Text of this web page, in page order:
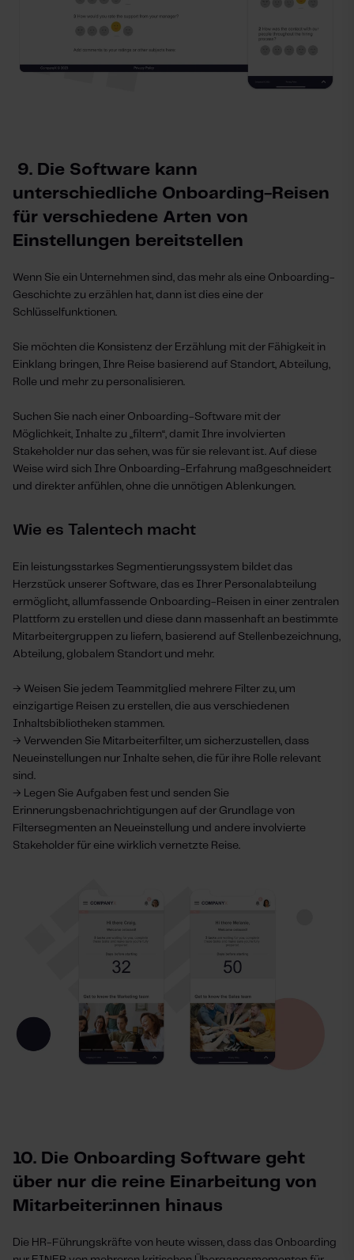
9. Die Software kann
unterschiedliche Onboarding-Reisen
für verschiedene Arten von
Einstellungen bereitstellen
Wenn Sie ein Unternehmen sind, das mehr als eine Onboarding-
Geschichte zu erzählen hat, dann ist dies eine der
Schlüsselfunktionen.
Sie möchten die Konsistenz der Erzählung mit der Fähigkeit in
Einklang bringen, Ihre Reise basierend auf Standort, Abteilung,
Rolle und mehr zu personalisieren.
Suchen Sie nach einer Onboarding-Software mit der
Möglichkeit, Inhalte zu „„filtern“, damit Ihre involvierten
Stakeholder nur das sehen, was für sie relevant ist. Auf diese
Weise wird sich Ihre Onboarding-Erfahrung maßgeschneidert
und direkter anfühlen, ohne die unnötigen Ablenkungen.
Wie es Talentech macht
Ein leistungsstarkes Segmentierungssystem bildet das
Herzstück unserer Software, das es Ihrer Personalabteilung
ermöglicht, allumfassende Onboarding-Reisen in einer zentralen
Plattform zu erstellen und diese dann massenhaft an bestimmte
Mitarbeitergruppen zu liefern, basierend auf Stellenbezeichnung,
Abteilung, globalem Standort und mehr.
→ Weisen Sie jedem Teammitglied mehrere Filter zu, um
einzigartige Reisen zu erstellen, die aus verschiedenen
Inhaltsbibliotheken stammen.
→ Verwenden Sie Mitarbeiterfilter, um sicherzustellen, dass
Neueinstellungen nur Inhalte sehen, die für ihre Rolle relevant
sind.
→ Legen Sie Aufgaben fest und senden Sie
Erinnerungsbenachrichtigungen auf der Grundlage von
Filtersegmenten an Neueinstellung und andere involvierte
Stakeholder für eine wirklich vernetzte Reise.
10. Die Onboarding Software geht
über nur die reine Einarbeitung von
Mitarbeiter:innen hinaus
Die HR-Führungskräfte von heute wissen, dass das Onboarding